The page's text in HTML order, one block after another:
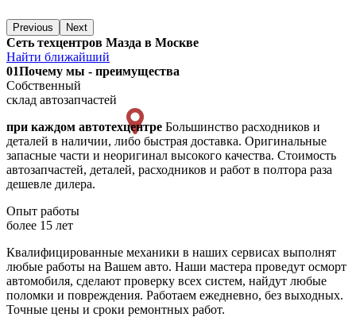
Previous Next
Сеть техцентров Мазда в Москве
Найти ближайший
01Почему мы - преимущества
Собственный
склад автозапчастей
при каждом автотехцентре Большинство расходников и
деталей в наличии, либо быстрая доставка. Оригинальные
запасные части и неоригинал высокого качества. Стоимость
автозапчастей, деталей, расходников и работ в полтора раза
дешевле дилера.
Опыт работы
более 15 лет
Квалифицированные механики в наших сервисах выполнят
любые работы на Вашем авто. Наши мастера проведут осморт
автомобиля, сделают проверку всех систем, найдут любые
поломки и повреждения. Работаем ежедневно, без выходных.
Точные цены и сроки ремонтных работ.